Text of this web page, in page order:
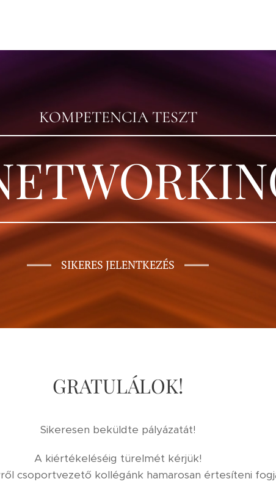
KOMPETENCIA TESZT
SIKERES JELENTKEZÉS
GRATULÁLOK!
Sikeresen beküldte pályázatát!
A kiértékeléséig türelmét kérjük!
csoportvezető kollégánk hamarosan értesíteni